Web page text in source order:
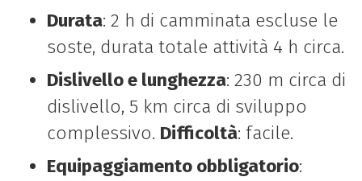
Durata: 2 h di camminata escluse le
soste, durata totale attività 4 h circa.
Dislivello e lunghezza: 230 m circa di
dislivello, 5 km circa di sviluppo
complessivo. Difficoltà: facile.
Equipaggiamento obbligatorio: